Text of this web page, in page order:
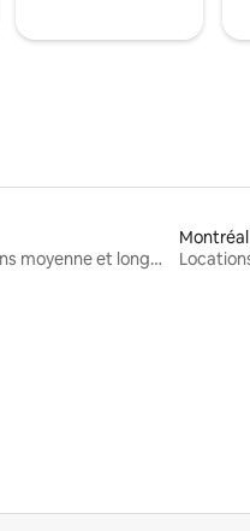
Locations moyenne et longue durée
Montréal